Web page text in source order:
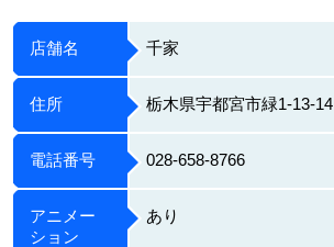
店舗名 千家
住所 栃木県宇都宮市緑1-13-14
電話番号 028-658-8766
アニメー
ション
あり